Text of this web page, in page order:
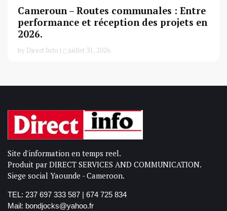
Cameroun – Routes communales : Entre
performance et réception des projets en
2026.
by Direct Info | juillet 31, 2026
Site d'information en temps reel.
Produit par DIRECT SERVICES AND COMMUNICATION.
Siege social Yaounde - Cameroon.
TEL: 237 697 333 587 | 674 725 834
Mail: bondjocks@yahoo.fr